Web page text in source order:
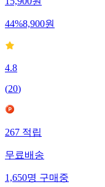
15,900원
44%8,900원
4.8
(20)
267적립
무료배송
1,650명구매중